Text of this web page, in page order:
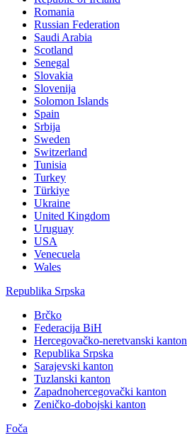
Romania
Russian Federation
Saudi Arabia
Scotland
Senegal
Slovakia
Slovenija
Solomon Islands
Spain
Srbija
Sweden
Switzerland
Tunisia
Turkey
Türkiye
Ukraine
United Kingdom
Uruguay
USA
Venecuela
Wales
Republika Srpska
Brčko
Federacija BiH
Hercegovačko-neretvanski kanton
Republika Srpska
Sarajevski kanton
Tuzlanski kanton
Zapadnohercegovački kanton
Zeničko-dobojski kanton
Foča